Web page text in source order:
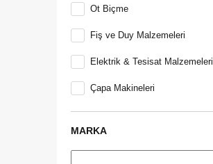
Ot Biçme
Fiş ve Duy Malzemeleri
Elektrik & Tesisat Malzemeleri
Çapa Makineleri
MARKA